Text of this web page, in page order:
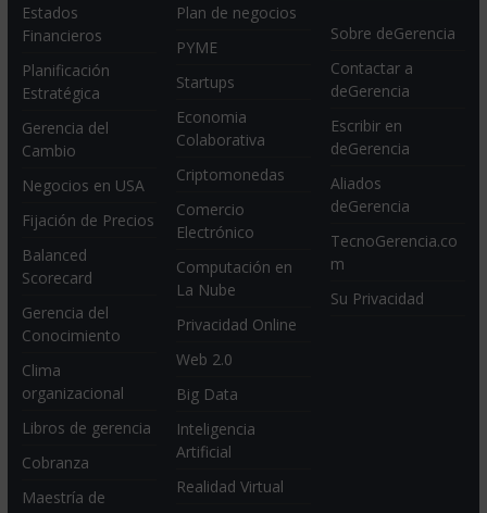
Estados
Financieros
Planificación
Estratégica
Gerencia del
Cambio
Negocios en USA
Fijación de Precios
Balanced
Scorecard
Gerencia del
Conocimiento
Clima
organizacional
Libros de gerencia
Cobranza
Maestría de
Plan de negocios
PYME
Startups
Economia
Colaborativa
Criptomonedas
Comercio
Electrónico
Computación en
La Nube
Privacidad Online
Web 2.0
Big Data
Inteligencia
Artificial
Realidad Virtual
Sobre deGerencia
Contactar a
deGerencia
Escribir en
deGerencia
Aliados
deGerencia
TecnoGerencia.co
m
Su Privacidad